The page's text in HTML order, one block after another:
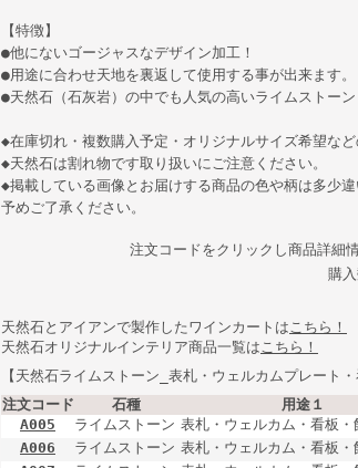
【特徴】
●他にないゴージャスなデザイン加工！
●用途に合わせ天地を裏返して使用する事が出来ます
●天然石（石灰岩）の中でも人気の高いライムストー
◆在庫切れ・複数購入予定・オリジナルサイズ希望など
◆天然石は割れ物です取り扱いにご注意ください。
◆掲載している画像とお届けする商品の色や柄は多少
予めご了承ください。
注文コードをクリックし商品詳細
購
天然石とアイアンで製作したワインカートは こちら！
天然石オリジナルインテリア商品一覧は こちら！
【天然石ライムストーン_表札・ウェルカムプレート
注文コード
石種 用途１
A005
ライムストーン 表札・ウェルカム・看板・
A006
ライムストーン 表札・ウェルカム・看板・